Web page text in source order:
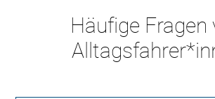
Häufige Fragen